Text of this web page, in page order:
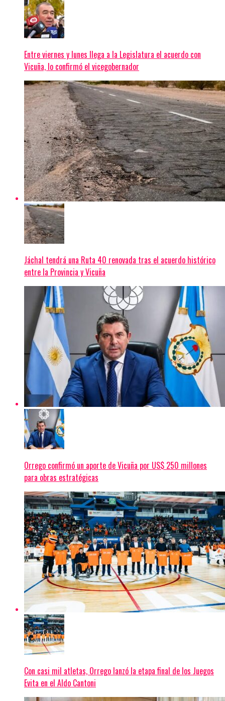
Entre viernes y lunes llega a la Legislatura el acuerdo con
Vicuña, lo confirmó el vicegobernador
Jáchal tendrá una Ruta 40 renovada tras el acuerdo histórico
entre la Provincia y Vicuña
Orrego confirmó un aporte de Vicuña por US$ 250 millones
para obras estratégicas
Con casi mil atletas, Orrego lanzó la etapa final de los Juegos
Evita en el Aldo Cantoni